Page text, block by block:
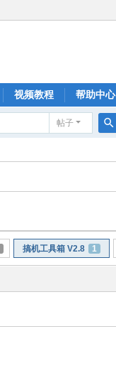
视频教程 帮助中心
帖子
索
搞机工具箱 V2.8 1